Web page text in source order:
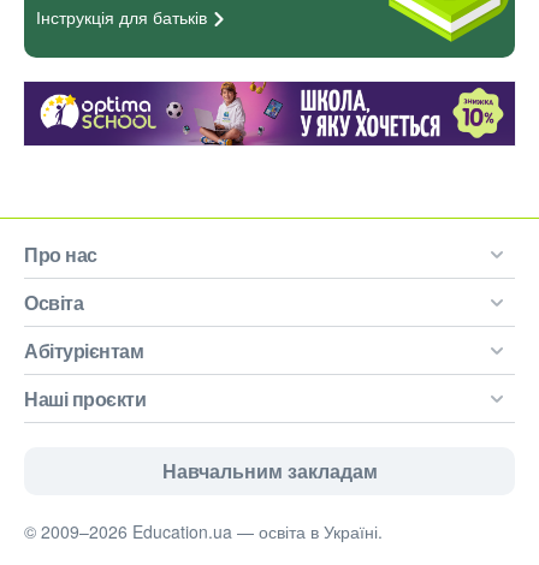
Інструкція для батьків
Про нас
Освіта
Абітурієнтам
Наші проєкти
Навчальним закладам
© 2009–2026 Education.ua — освіта в Україні.